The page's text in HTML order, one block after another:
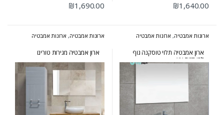
₪1,640.00
₪1,690.00
ארונות אמבטיה, ארונות אמבטיה
ארון אמבטיה תלוי טוסקנה גוף
לבן חזית עץ
ארונות אמבטיה, ארונות אמבטיה
ארון אמבטיה מגירות טורינו